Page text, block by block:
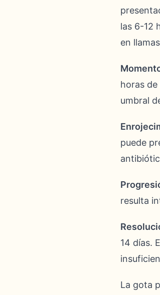
las 6-12
en
horas
umbral
puede
resulta
14 días.
La gota